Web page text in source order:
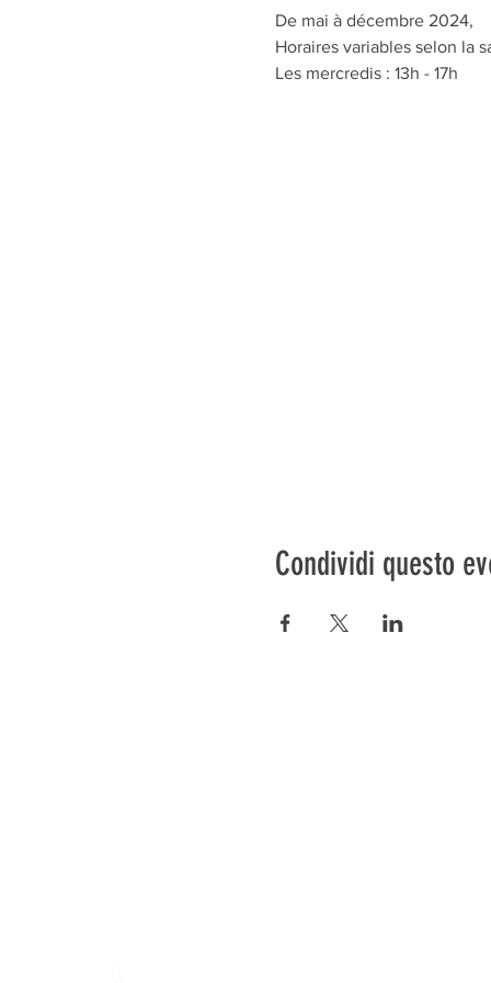
De mai à décembre 2024,
Horaires variables selon la
Les mercredis : 13h - 17h
Condividi questo